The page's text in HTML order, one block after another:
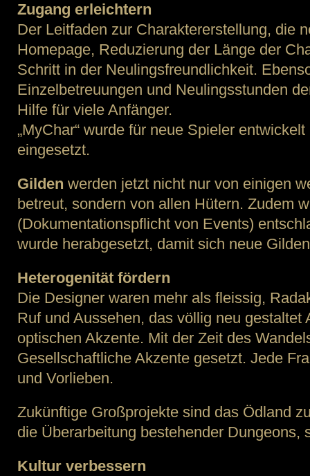
Zugang erleichtern
Der Leitfaden zur Charaktererstellung, die
Homepage, Reduzierung der Länge der
Schritt in der Neulingsfreundlichkeit.
Einzelbetreuungen und Neulingsstunden
Hilfe für viele Anfänger.
„MyChar“ wurde für neue Spieler
eingesetzt.
Gilden werden jetzt nicht nur von einigen
betreut, sondern von allen Hütern. Zudem
(Dokumentationspflicht von Events)
wurde herabgesetzt, damit sich neue
Heterogenität fördern
Die Designer waren mehr als fleissig,
Ruf und Aussehen, das völlig neu gestaltet
optischen Akzente. Mit der Zeit des
Gesellschaftliche Akzente gesetzt. Jede
und Vorlieben.
Zukünftige Großprojekte sind das Ödland
die Überarbeitung bestehender Dungeons,
Kultur verbessern